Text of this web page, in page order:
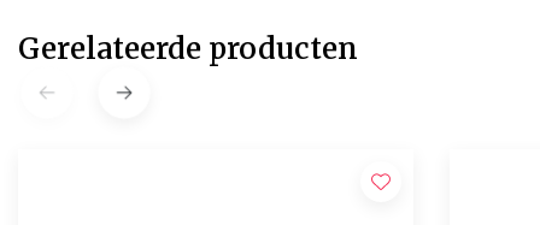
Gerelateerde producten